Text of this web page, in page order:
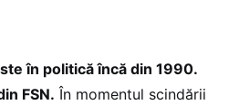
în politică încă din 1990.
FSN. În momentul scindării